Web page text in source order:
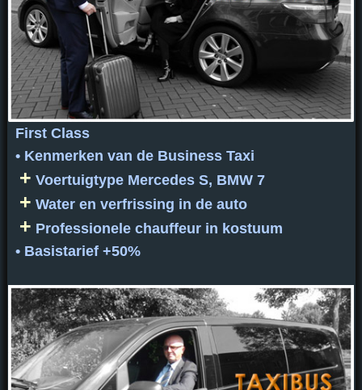
First Class
• Kenmerken van de Business Taxi
+ Voertuigtype Mercedes S, BMW 7
+ Water en verfrissing in de auto
+ Professionele chauffeur in kostuum
• Basistarief +50%